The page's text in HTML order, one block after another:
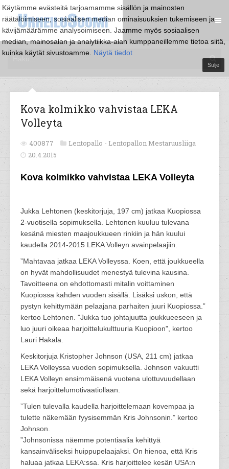
Käytämme evästeitä tarjoamamme sisällön ja mainosten
räätälöimiseen, sosiaalisen median ominaisuuksien tukemiseen ja
kävijämäärämme analysoimiseen. Jaamme myös sosiaalisen
median, mainosalan ja analytiikka-alan kumppaneillemme tietoa siitä,
kuinka käytät sivustoamme. Näytä tiedot
Sulje
Kova kolmikko vahvistaa LEKA
Volleyta
400877 Lentopallo - Lentopallon Mestaruusliiga
20.4.2015
Kova kolmikko vahvistaa LEKA Volleyta
Jukka Lehtonen (keskitorjuja, 197 cm) jatkaa Kuopiossa
2-vuotisella sopimuksella. Lehtonen kuuluu tulevana
kesänä miesten maajoukkueen rinkiin ja hän kuului
kaudella 2014-2015 LEKA Volleyn avainpelaajiin.
”Mahtavaa jatkaa LEKA Volleyssa. Koen, että joukkueella
on hyvät mahdollisuudet menestyä tulevina kausina.
Tavoitteena on ehdottomasti mitalin voittaminen
Kuopiossa kahden vuoden sisällä. Lisäksi uskon, että
pystyn kehittymään pelaajana parhaiten juuri Kuopiossa.”
kertoo Lehtonen. "Jukka tuo johtajuutta joukkueeseen ja
luo juuri oikeaa harjoittelukulttuuria Kuopioon", kertoo
Lauri Hakala.
Keskitorjuja Kristopher Johnson (USA, 211 cm) jatkaa
LEKA Volleyssa vuoden sopimuksella. Johnson vakuutti
LEKA Volleyn ensimmäisenä vuotena ulottuvuudellaan
sekä harjoittelumotivaatiollaan.
”Tulen tulevalla kaudella harjoittelemaan kovempaa ja
tulette näkemään fyysisemmän Kris Johnsonin.” kertoo
Johnson.
”Johnsonissa näemme potentiaalia kehittyä
kansainväliseksi huippupelaajaksi. On hienoa, että Kris
haluaa jatkaa LEKA:ssa. Kris harjoittelee kesän USA:n